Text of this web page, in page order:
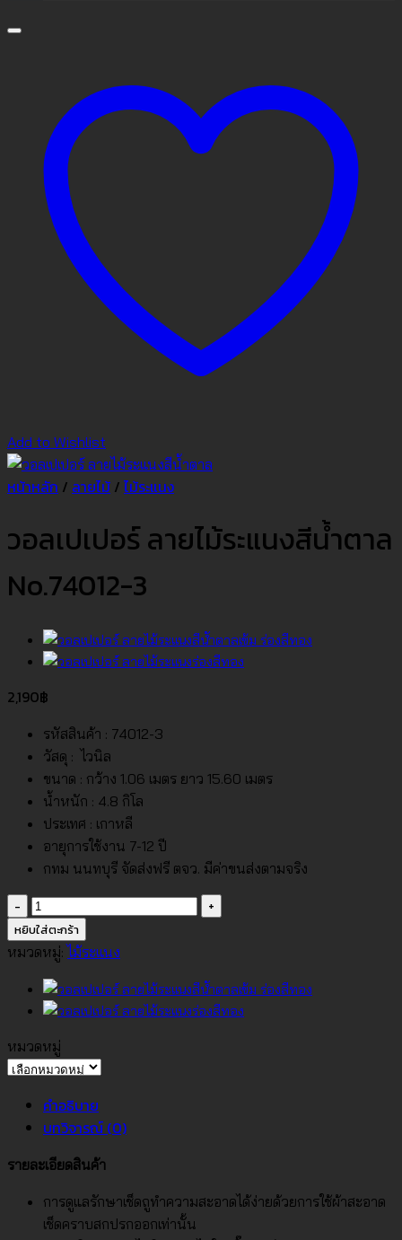
Add to Wishlist
หน้าหลัก / ลายไม้ / ไม้ระแนง
วอลเปเปอร์ ลายไม้ระแนงสีน้ำตาล
No.74012-3
2,190฿
รหัสสินค้า : 74012-3
วัสดุ : ไวนิล
ขนาด : กว้าง 1.06 เมตร ยาว 15.60 เมตร
น้ำหนัก : 4.8 กิโล
ประเทศ : เกาหลี
อายุการใช้งาน 7-12 ปี
กทม นนทบุรี จัดส่งฟรี ตจว. มีค่าขนส่งตามจริง
จำนวน
วอลเปเปอร์
ลายไม้
สี
น้ำตาล
No.74012-
3
หยิบใส่ตะกร้า
หมวดหมู่:ไม้ระแนง
หมวดหมู่
หมวด
คำอธิบาย
บทวิจารณ์ (0)
รายละเอียดสินค้า
การดูแลรักษาเช็ดถูทำความสะอาดได้ง่ายด้วยการใช้ผ้าสะอาด
เช็ดคราบสกปรกออกเท่านั้น